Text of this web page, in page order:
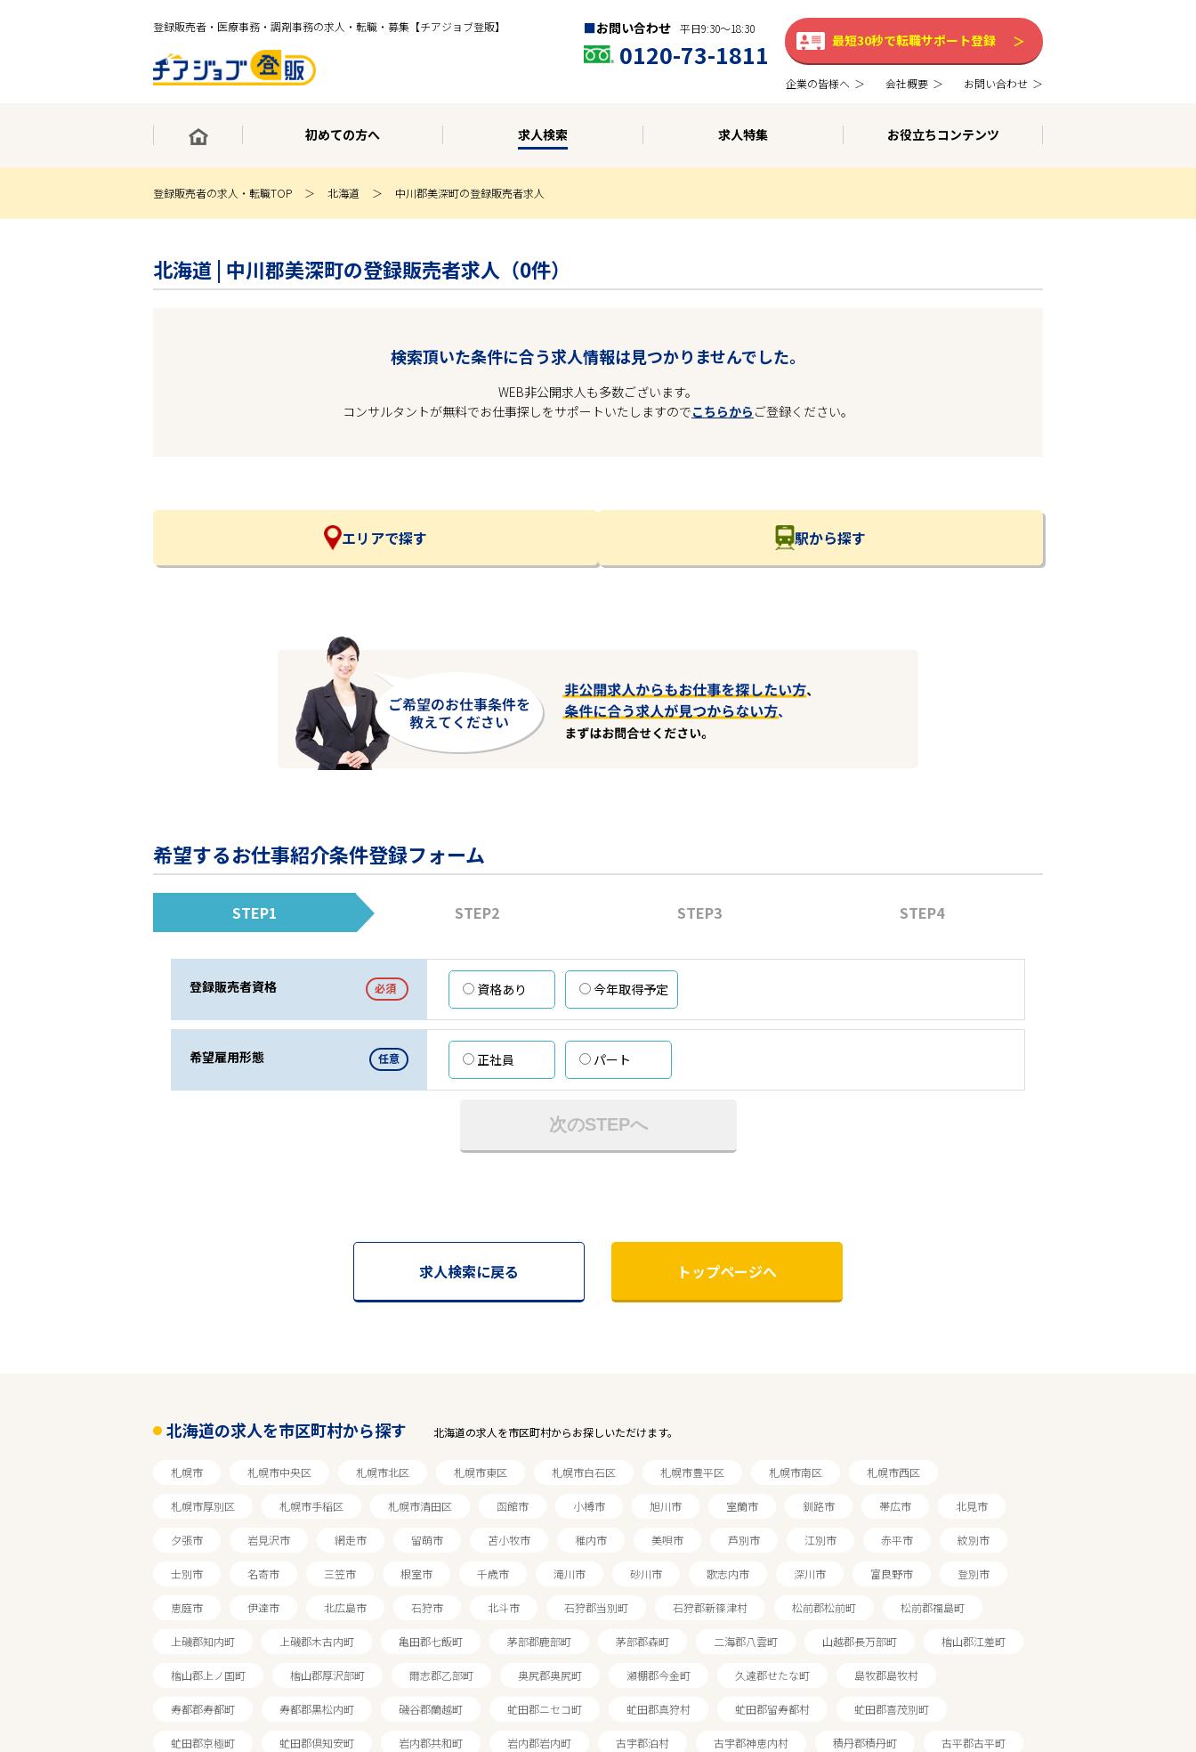
登録販売者・医療事務・調剤事務の求人・転職・募集【チアジョブ登販】 お問い合わせ 平日9:30〜18:30
0120-73-1811 最短30秒で転職サポート登録
企業の皆様へ 会社概要 お問い合わせ
初めての方へ 求人検索 求人特集 お役立ちコンテンツ
登録販売者の求人・転職TOP 北海道 中川郡美深町の登録販売者求人
北海道 | 中川郡美深町の登録販売者求人（0件）
検索頂いた条件に合う求人情報は見つかりませんでした。
WEB非公開求人も多数ございます。
コンサルタントが無料でお仕事探しをサポートいたしますのでこちらから ご登録ください。
エリアで探す 駅から探す
希望するお仕事紹介条件登録フォーム
STEP1 STEP2 STEP3 STEP4
登録販売者資格 必須 資格あり 今年取得予定
希望雇用形態 任意 正社員 パート
次のSTEPへ
求人検索に戻る トップページへ
北海道の求人を市区町村から探す 北海道の求人を市区町村からお探しいただけます。
札幌市 札幌市中央区 札幌市北区 札幌市東区 札幌市白石区 札幌市豊平区 札幌市南区 札幌市西区
札幌市厚別区 札幌市手稲区 札幌市清田区 函館市 小樽市 旭川市 室蘭市 釧路市 帯広市 北見市
夕張市 岩見沢市 網走市 留萌市 苫小牧市 稚内市 美唄市 芦別市 江別市 赤平市 紋別市
士別市 名寄市 三笠市 根室市 千歳市 滝川市 砂川市 歌志内市 深川市 富良野市 登別市
恵庭市 伊達市 北広島市 石狩市 北斗市 石狩郡当別町 石狩郡新篠津村 松前郡松前町 松前郡福島町
上磯郡知内町 上磯郡木古内町 亀田郡七飯町 茅部郡鹿部町 茅部郡森町 二海郡八雲町 山越郡長万部町 檜山郡江差町
檜山郡上ノ国町 檜山郡厚沢部町 爾志郡乙部町 奥尻郡奥尻町 瀬棚郡今金町 久遠郡せたな町 島牧郡島牧村
寿都郡寿都町 寿都郡黒松内町 磯谷郡蘭越町 虻田郡ニセコ町 虻田郡真狩村 虻田郡留寿都村 虻田郡喜茂別町
虻田郡京極町 虻田郡倶知安町 岩内郡共和町 岩内郡岩内町 古宇郡泊村 古宇郡神恵内村 積丹郡積丹町 古平郡古平町